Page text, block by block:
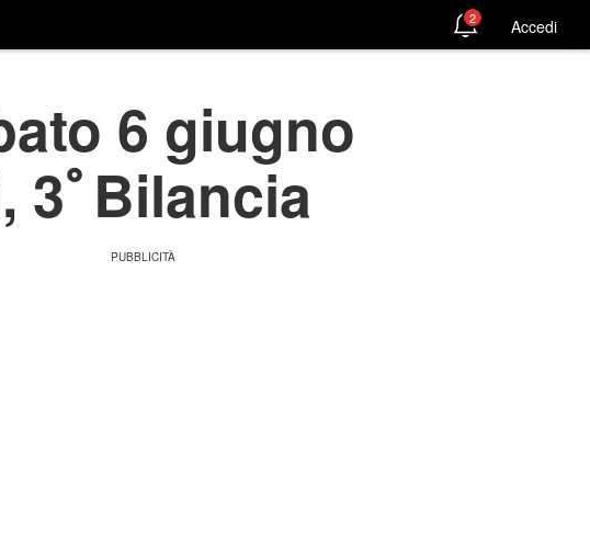
2 Accedi
6 giugno
3ﾟBilancia